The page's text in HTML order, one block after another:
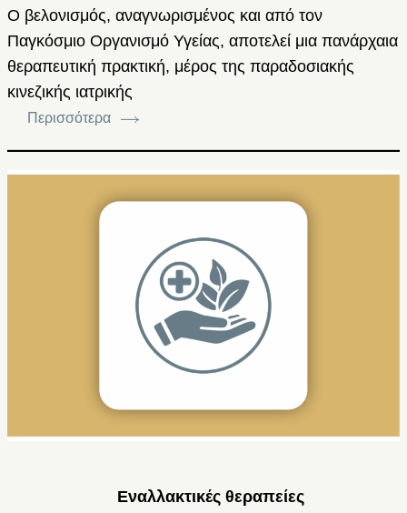
Ο βελονισμός, αναγνωρισμένος και από τον
Παγκόσμιο Οργανισμό Υγείας, αποτελεί μια πανάρχαια
θεραπευτική πρακτική, μέρος της παραδοσιακής
κινεζικής ιατρικής
Περισσότερα
Εναλλακτικές θεραπείες